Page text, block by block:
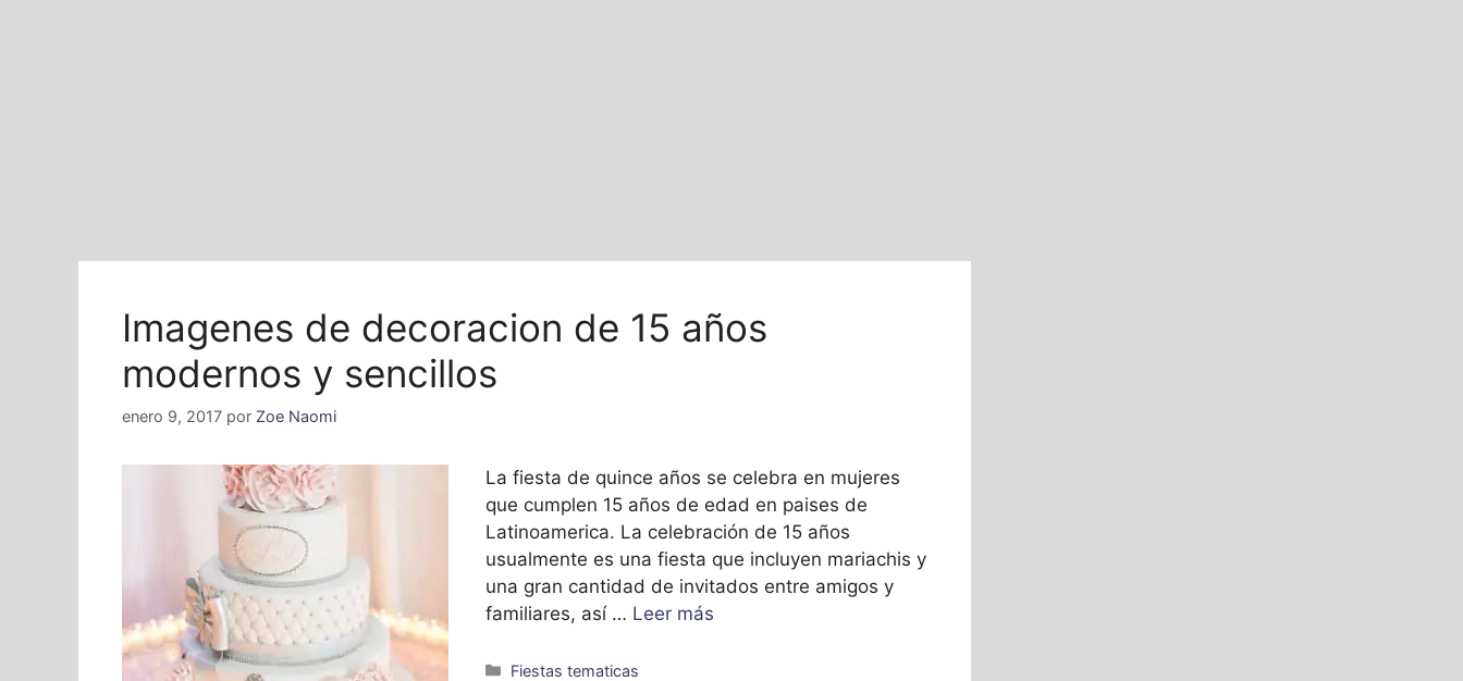
Imagenes de decoracion de 15 años
modernos y sencillos
enero 9, 2017 por Zoe Naomi
La fiesta de quince años se celebra en mujeres
que cumplen 15 años de edad en paises de
Latinoamerica. La celebración de 15 años
usualmente es una fiesta que incluyen mariachis y
una gran cantidad de invitados entre amigos y
familiares, así … Leer más
Categorías
Fiestas tematicas